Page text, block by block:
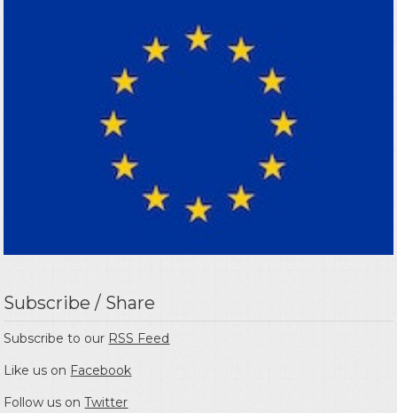
Subscribe / Share
Subscribe to our RSS Feed
Like us on Facebook
Follow us onTwitter